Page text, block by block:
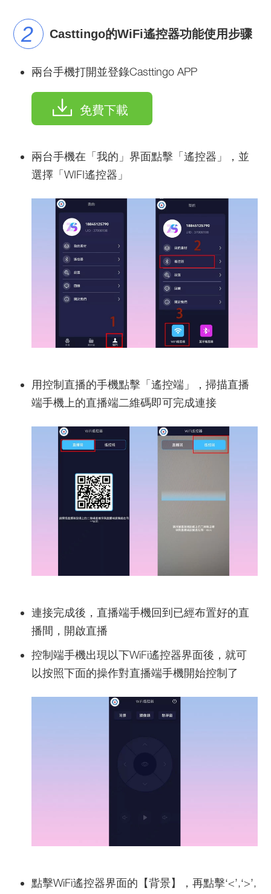
Casttingo的WiFi遙控器功能使用步骤
兩台手機打開並登錄Casttingo APP
免費下載
兩台手機在「我的」界面點擊「遙控器」，並
選擇「WIFI遙控器」
用控制直播的手機點擊「遙控端」，掃描直播
端手機上的直播端二維碼即可完成連接
連接完成後，直播端手機回到已經布置好的直
播間，開啟直播
控制端手機出現以下WiFi遙控器界面後，就可
以按照下面的操作對直播端手機開始控制了
點擊WiFi遙控器界面的【背景】，再點擊‘<’,‘>’,